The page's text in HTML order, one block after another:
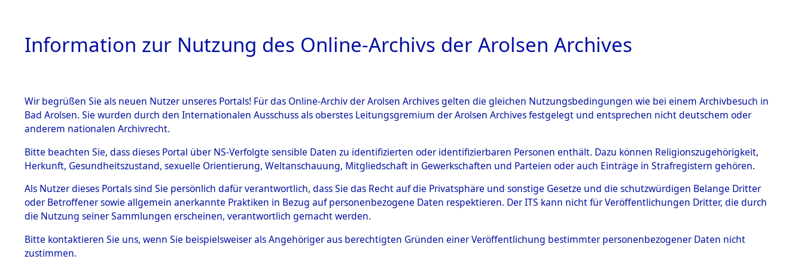
HOME BESTANDSBESCHREIBUNG ARCHIVALE ÜBERSICHT BILD
BESTÄNDE
Inhaftierungsdoku
mente
5. Verschiedenes
Todesmärsche
5.3.1 Alliierte
Listen von auf Todesmärschen Verstorbenen.→0006 (84607089)
→0010 (84607099)
0010 (84607099)
Information zur Nutzung des Online-Archivs der Arolsen Archives
Wir begrüßen Sie als neuen Nutzer unseres Portals! Für das Online-Archiv der Arolsen Archives gelten die gleichen Nutzungsbedingungen wie bei einem Archivbesuch in
Bad Arolsen. Sie wurden durch den Internationalen Ausschuss als oberstes Leitungsgremium der Arolsen Archives festgelegt und entsprechen nicht deutschem oder
anderem nationalen Archivrecht.
Bitte beachten Sie, dass dieses Portal über NS-Verfolgte sensible Daten zu identifizierten oder identifizierbaren Personen enthält. Dazu können Religionszugehörigkeit,
Herkunft, Gesundheitszustand, sexuelle Orientierung, Weltanschauung, Mitgliedschaft in Gewerkschaften und Parteien oder auch Einträge in Strafregistern gehören.
Als Nutzer dieses Portals sind Sie persönlich dafür verantwortlich, dass Sie das Recht auf die Privatsphäre und sonstige Gesetze und die schutzwürdigen Belange Dritter
oder Betroffener sowie allgemein anerkannte Praktiken in Bezug auf personenbezogene Daten respektieren. Der ITS kann nicht für Veröffentlichungen Dritter, die durch
die Nutzung seiner Sammlungen erscheinen, verantwortlich gemacht werden.
Bitte kontaktieren Sie uns, wenn Sie beispielsweiser als Angehöriger aus berechtigten Gründen einer Veröffentlichung bestimmter personenbezogener Daten nicht
zustimmen.